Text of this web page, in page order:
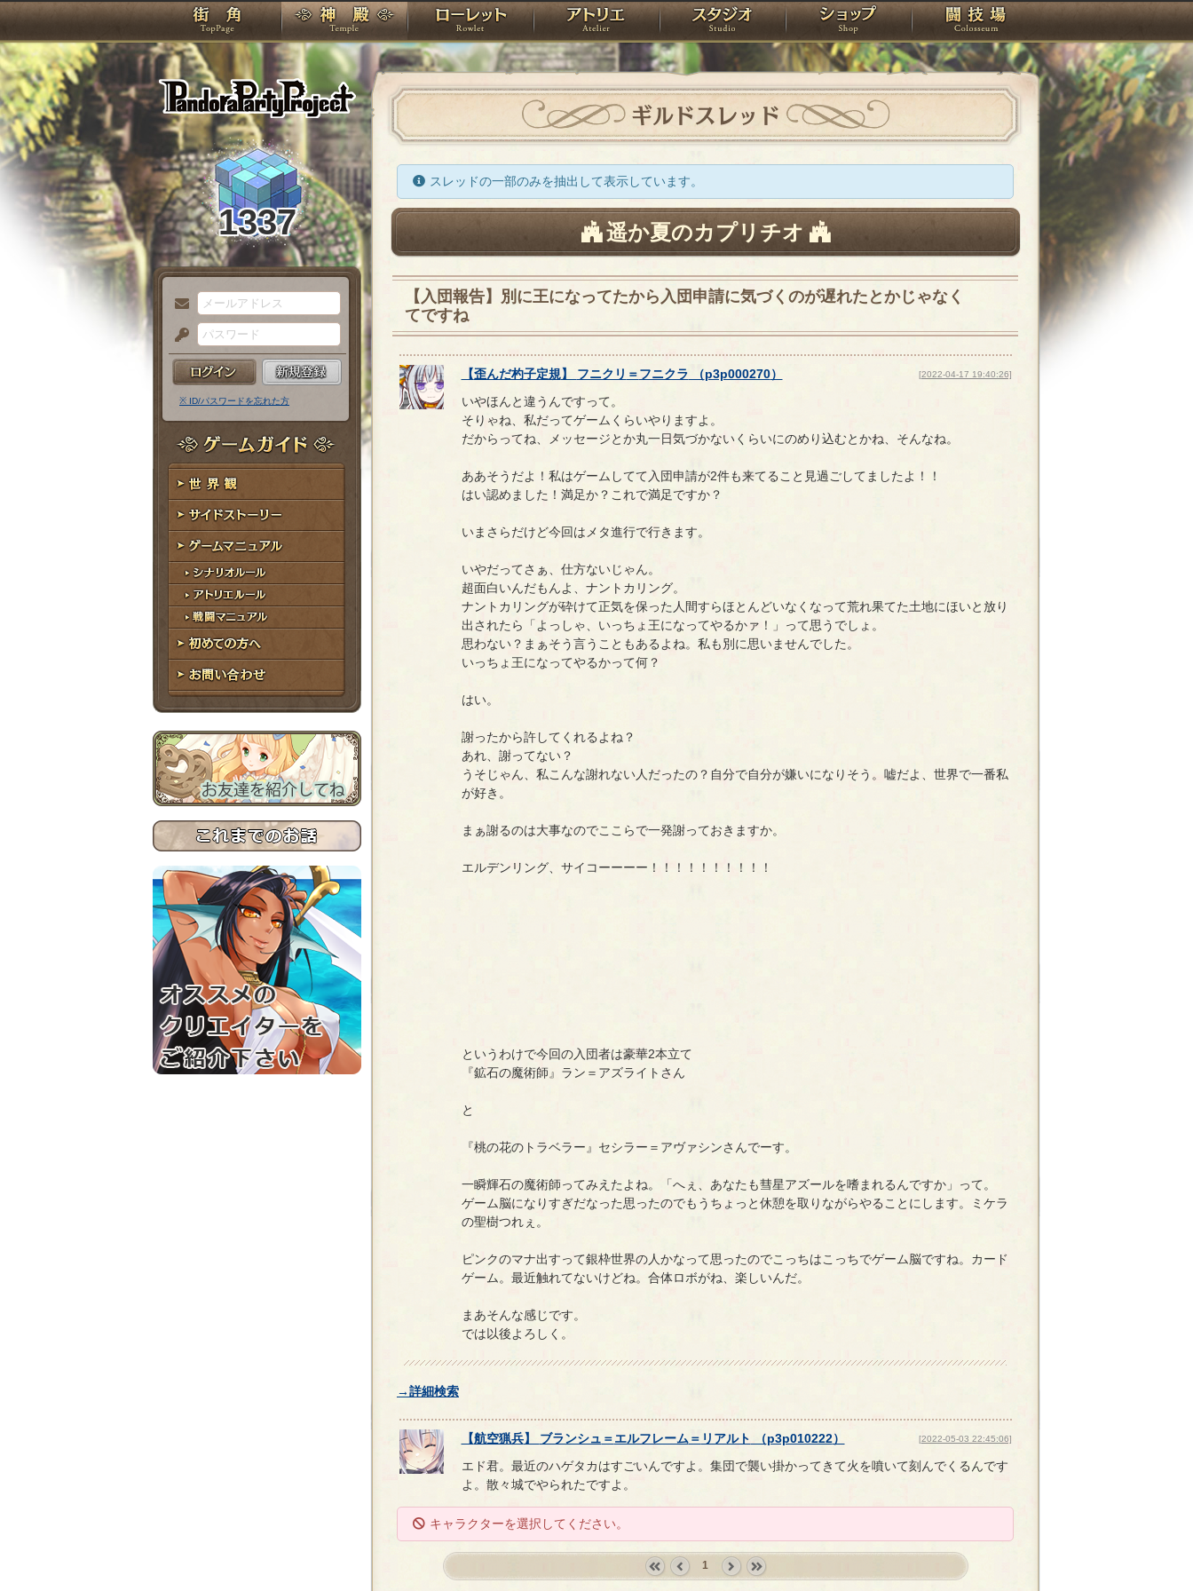
PandoraPartyProject
TOP 神殿 ローレット アトリエ スタジオ ショップ 闘技場
1337
メ
ー
ル
ア
ド
レ
ス
パ
ス
ー
ド
※ ID/パスワードを忘れた方
ゲームガイド
世界観
サイドストーリー
ゲームマニュアル
シナリオルール
アトリエルール
戦闘マニュアル
初めての方へ
お問い合わせ
ギルドスレッド
スレッドの一部のみを抽出して表示しています。
遥か夏のカプリチオ
【入団報告】別に王になってたから入団申請に気づくのが遅れたとかじゃなく
てですね
【歪んだ杓子定規】 フニクリ ＝フニクラ （p3p000270） [2022-04-17 19:40:26]
いやほんと違うんですって。
そりゃね、私だってゲームくらいやりますよ。
だからってね、メッセージとか丸一日気づかないくらいにのめり込むとかね、そんなね。
ああそうだよ！私はゲームしてて入団申請が2件も来てること見過ごしてましたよ！！
はい認めました！満足か？これで満足ですか？
いまさらだけど今回はメタ進行で行きます。
いやだってさぁ、仕方ないじゃん。
超面白いんだもんよ、ナントカリング。
ナントカリングが砕けて正気を保った人間すらほとんどいなくなって荒れ果てた土地にほいと放り
出されたら「よっしゃ、いっちょ王になってやるかァ！」って思うでしょ。
思わない？まぁそう言うこともあるよね。私も別に思いませんでした。
いっちょ王になってやるかって何？
はい。
謝ったから許してくれるよね？
あれ、謝ってない？
うそじゃん、私こんな謝れない人だったの？自分で自分が嫌いになりそう。嘘だよ、世界で一番私
が好き。
まぁ謝るのは大事なのでここらで一発謝っておきますか。
エルデンリング、サイコーーーー！！！！！！！！！！
というわけで今回の入団者は豪華2本立て
『鉱石の魔術師』ラン＝アズライトさん
と
『桃の花のトラベラー』セシラー＝アヴァシンさんでーす。
一瞬輝石の魔術師ってみえたよね。「へぇ、あなたも彗星アズールを嗜まれるんですか」って。
ゲーム脳になりすぎだなった思ったのでもうちょっと休憩を取りながらやることにします。ミケラ
の聖樹つれぇ。
ピンクのマナ出すって銀枠世界の人かなって思ったのでこっちはこっちでゲーム脳ですね。カード
ゲーム。最近触れてないけどね。合体ロボがね、楽しいんだ。
まあそんな感じです。
では以後よろしく。
→詳細検索
【航空猟兵】 ブランシュ ＝エルフレーム ＝ リアルト （p3p010222） [2022-05-03 22:45:06]
エド君。最近のハゲタカはすごいんですよ。集団で襲い掛かってきて火を噴いて刻んでくるんです
よ。散々城でやられたですよ。
キャラクターを選択してください。
1